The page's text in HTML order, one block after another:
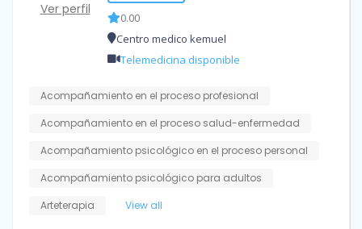
Ver perfil
0.00
Centro medico kemuel
Telemedicina disponible
Acompañamiento en el proceso profesional
Acompañamiento en el proceso salud-enfermedad
Acompañamiento psicológico en el proceso personal
Acompañamiento psicológico para adultos
Arteterapia
View all